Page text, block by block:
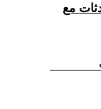
مع